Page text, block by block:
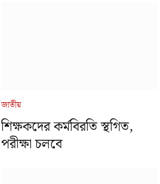
জাতীয়
শিক্ষকদের কর্মবিরতি স্থগিত,
পরীক্ষা চলবে